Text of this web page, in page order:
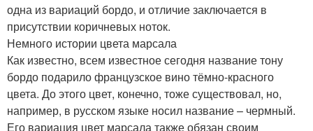
одна из вариаций бордо, и отличие заключается в
присутствии коричневых ноток.
Немного истории цвета марсала
Как известно, всем известное сегодня название тону
бордо подарило французское вино тёмно-красного
цвета. До этого цвет, конечно, тоже существовал, но,
например, в русском языке носил название – чермный.
Его вариация цвет марсала также обязан своим